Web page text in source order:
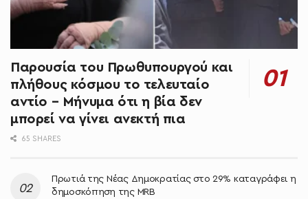
Παρουσία του Πρωθυπουργού και
πλήθους κόσμου το τελευταίο
αντίο – Μήνυμα ότι η βία δεν
μπορεί να γίνει ανεκτή πια
65 SHARES
Πρωτιά της Νέας Δημοκρατίας στο 29% καταγράφει η
δημοσκόπηση της MRB